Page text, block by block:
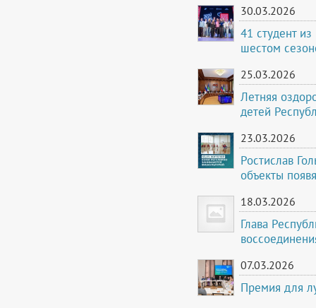
30.03.2026
41 студент
шестом
25.03.2026
Летняя
детей
23.03.2026
Ростислав
объекты
18.03.2026
Глава
07.03.2026
Премия для